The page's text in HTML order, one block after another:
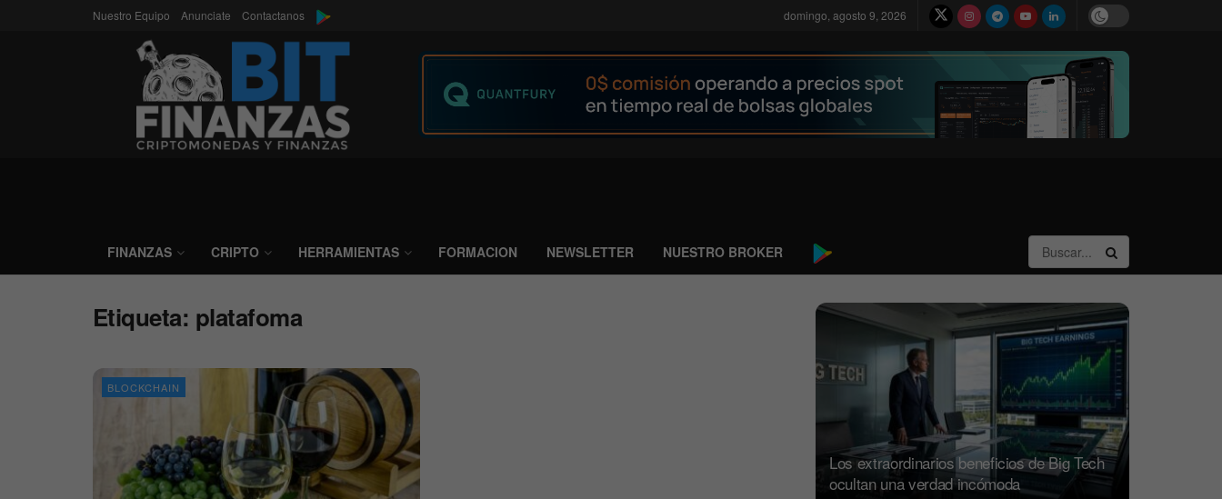
Nuestro Equipo Anunciate Contactanos domingo, agosto 9, 2026
FINANZAS CRIPTO HERRAMIENTAS FORMACION NEWSLETTER NUESTRO BROKER
Etiqueta: platafoma
BLOCKCHAIN
Los extraordinarios beneficios de Big Tech
ocultan una verdad incómoda